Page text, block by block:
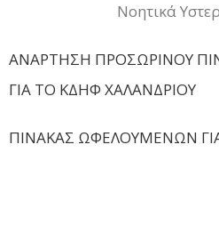
Νοητικά
ΑΝΑΡΤΗΣΗ ΠΡΟΣΩΡΙΝΟΥ
ΓΙΑ ΤΟ ΚΔΗΦ ΧΑΛΑΝΔΡΙΟΥ
ΠΙΝΑΚΑΣ ΩΦΕΛΟΥΜΕΝΩΝ